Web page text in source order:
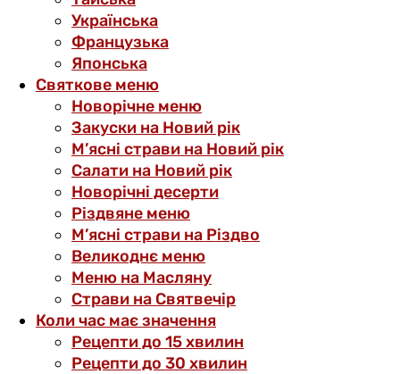
Українська
Французька
Японська
Святкове меню
Новорічне меню
Закуски на Новий рік
М’ясні страви на Новий рік
Салати на Новий рік
Новорічні десерти
Різдвяне меню
М’ясні страви на Різдво
Великоднє меню
Меню на Масляну
Страви на Святвечір
Коли час має значення
Рецепти до 15 хвилин
Рецепти до 30 хвилин